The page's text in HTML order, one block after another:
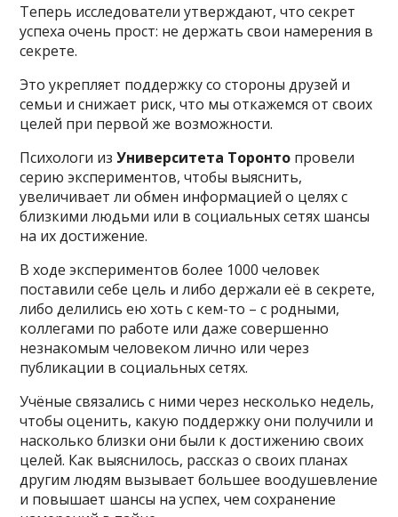
Теперь исследователи утверждают, что секрет
успеха очень прост: не держать свои намерения в
секрете.
Это укрепляет поддержку со стороны друзей и
семьи и снижает риск, что мы откажемся от своих
целей при первой же возможности.
Психологи изУниверситета Торонто провели
серию экспериментов, чтобы выяснить,
увеличивает ли обмен информацией о целях с
близкими людьми или в социальных сетях шансы
на их достижение.
В ходе экспериментов более 1000 человек
поставили себе цель и либо держали её в секрете,
либо делились ею хоть с кем-то – с родными,
коллегами по работе или даже совершенно
незнакомым человеком лично или через
публикации в социальных сетях.
Учёные связались с ними через несколько недель,
чтобы оценить, какую поддержку они получили и
насколько близки они были к достижению своих
целей. Как выяснилось, рассказ о своих планах
другим людям вызывает большее воодушевление
и повышает шансы на успех, чем сохранение